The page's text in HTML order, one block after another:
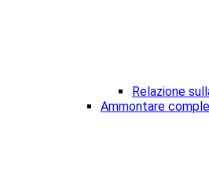
Relazione
Ammontare